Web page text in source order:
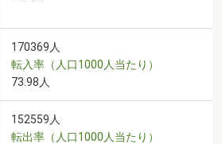
170369人
転入率（人口1000人当たり）
73.98人
152559人
転出率（人口1000人当たり）